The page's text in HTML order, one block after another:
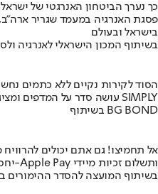
כך נערך הביטחון האנרגטי של
פסגת האנרגיה במעמד שגריר
בישראל ובעולם
בשיתוף המכון הישראלי לאנרגיה
הסוד לקירות נקיים ללא כתמים
מומחה BG BOND עושה סדר על המדפים ומציג את מותג הצבע SIMPLY
בשיתוף BG BOND
אל תחמיצו! גם אתם יכולים להרוויח
יחסי הימור משופרים, הפקדות ב-Apple Pay ותשלום זכיות מיידי
בשיתוף המועצה להסדר ההימורים